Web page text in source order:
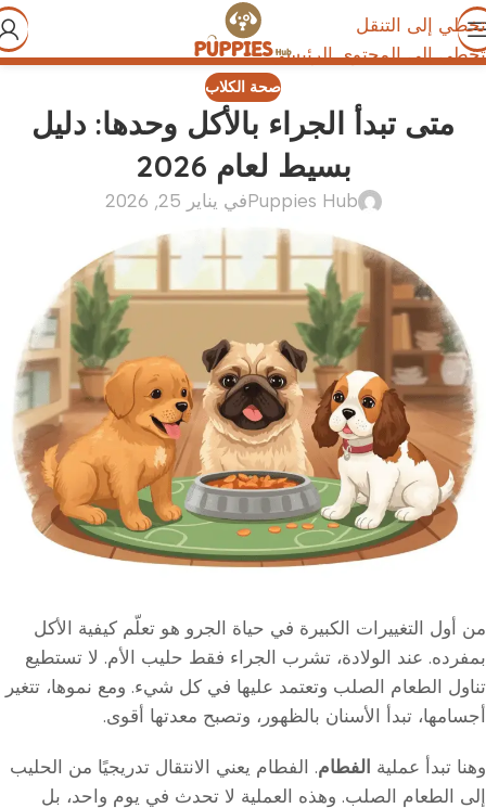
تخطي إلى التنقل
تخطي إلى المحتوى الرئيسي
صحة الكلاب
متى تبدأ الجراء بالأكل وحدها: دليل
بسيط لعام 2026
Puppies Hubفي يناير 25, 2026
من أول التغييرات الكبيرة في حياة الجرو هو تعلّم كيفية الأكل
بمفرده. عند الولادة، تشرب الجراء فقط حليب الأم. لا تستطيع
تناول الطعام الصلب وتعتمد عليها في كل شيء. ومع نموها، تتغير
أجسامها، تبدأ الأسنان بالظهور، وتصبح معدتها أقوى.
وهنا تبدأ عملية الفطام. الفطام يعني الانتقال تدريجيًا من الحليب
إلى الطعام الصلب. وهذه العملية لا تحدث في يوم واحد، بل